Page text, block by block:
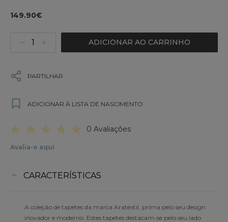
149.90€
ADICIONAR AO CARRINHO
PARTILHAR
ADICIONAR À LISTA DE NASCIMENTO
0 Avaliações
Avalia-o aqui
CARACTERÍSTICAS
A coleção de tapetes da marca Aratextil, prima pelo seu design
inovador e moderno. Estes tapetes destacam-se pelo seu lado